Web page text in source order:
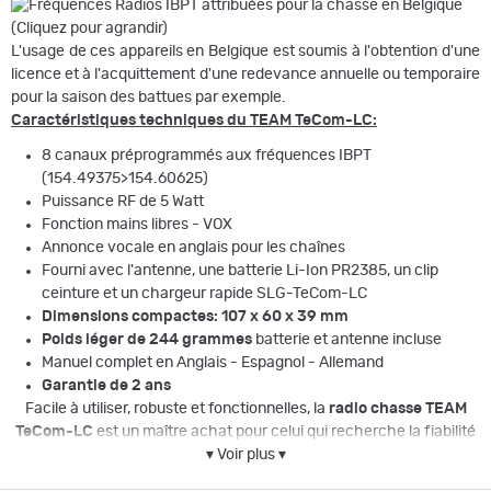
L'usage de ces appareils en Belgique est soumis à l'obtention d'une
licence et à l'acquittement d'une redevance annuelle ou temporaire
pour la saison des battues par exemple.
Caractéristiques techniques du TEAM TeCom-LC:
8 canaux préprogrammés aux fréquences IBPT
(154.49375>154.60625)
Puissance RF de 5 Watt
Fonction mains libres - VOX
Annonce vocale en anglais pour les chaînes
Fourni avec l'antenne, une batterie Li-Ion PR2385, un clip
ceinture et un chargeur rapide SLG-TeCom-LC
Dimensions compactes: 107 x 60 x 39 mm
Poids léger de 244 grammes batterie et antenne incluse
Manuel complet en Anglais - Espagnol - Allemand
Garantie de 2 ans
Facile à utiliser, robuste et fonctionnelles, la radio chasse TEAM
TeCom-LC est un maître achat pour celui qui recherche la fiabilité
à un excellent rapport qualité/prix!
▾ Voir plus ▾